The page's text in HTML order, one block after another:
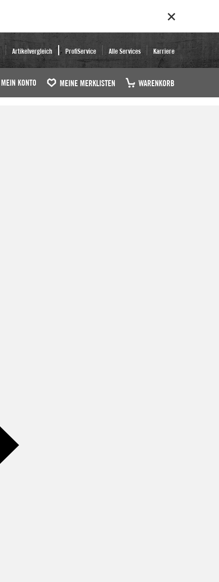
Artikelvergleich ProfiService Alle Services Karriere
MEIN KONTO MEINE MERKLISTEN WARENKORB